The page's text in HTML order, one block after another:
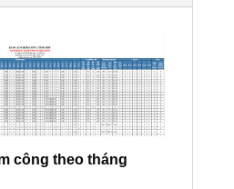
công theo tháng